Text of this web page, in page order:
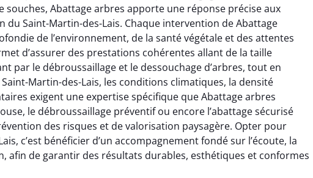
souches, Abattage arbres apporte une réponse précise aux
Saint-Martin-des-Lais. Chaque intervention de Abattage
de l’environnement, de la santé végétale et des attentes
d’assurer des prestations cohérentes allant de la taille
par le débroussaillage et le dessouchage d’arbres, tout en
Martin-des-Lais, les conditions climatiques, la densité
exigent une expertise spécifique que Abattage arbres
le débroussaillage préventif ou encore l’abattage sécurisé
des risques et de valorisation paysagère. Opter pour
c’est bénéficier d’un accompagnement fondé sur l’écoute, la
afin de garantir des résultats durables, esthétiques et conformes
Soraya Benali
07 février 2026
Service irréprochable du
début à la fin. Les arbres ont
été parfaitement entretenus
et le nettoyage après
intervention est impeccable.
Je recommande vivement.
Léandro Vasseur
12 juillet 2025
Intervention rapide et très
professionnelle pour
l’élagage de mes arbres. Le
travail est propre, sécurisé et
parfaitement réalisé. Je
recommande sans hésiter.